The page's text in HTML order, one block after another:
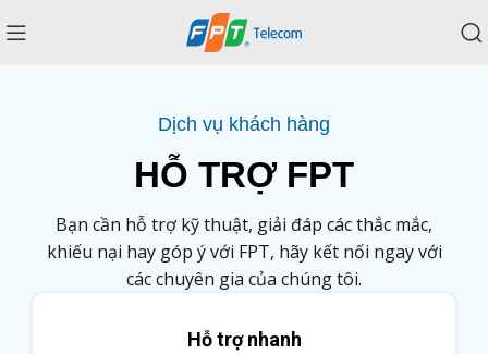
Dịch vụ khách hàng
HỖ TRỢ FPT
Bạn cần hỗ trợ kỹ thuật, giải đáp các thắc mắc,
khiếu nại hay góp ý với FPT, hãy kết nối ngay với
các chuyên gia của chúng tôi.
Hỗ trợ nhanh